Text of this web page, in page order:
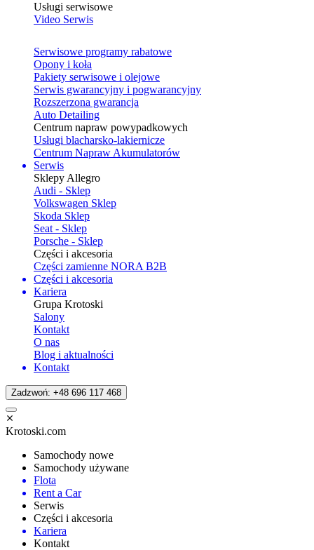
Usługi serwisowe
Video Serwis
Serwisowe programy rabatowe
Opony i koła
Pakiety serwisowe i olejowe
Serwis gwarancyjny i pogwarancyjny
Rozszerzona gwarancja
Auto Detailing
Centrum napraw powypadkowych
Usługi blacharsko-lakiernicze
Centrum Napraw Akumulatorów
Serwis
Sklepy Allegro
Audi - Sklep
Volkswagen Sklep
Skoda Sklep
Seat - Sklep
Porsche - Sklep
Części i akcesoria
Części zamienne NORA B2B
Części i akcesoria
Kariera
Grupa Krotoski
Salony
Kontakt
O nas
Blog i aktualności
Kontakt
Zadzwoń: +48 696 117 468
Krotoski.com
Samochody nowe
Samochody używane
Flota
Rent a Car
Serwis
Części i akcesoria
Kariera
Kontakt